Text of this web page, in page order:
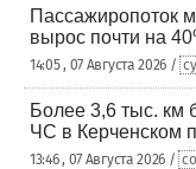
Пассажиропоток
вырос почти на
14:05 , 07 Августа 2026 /
Более 3,6 тыс. км
ЧС в Керченском
13:46 , 07 Августа 2026 /